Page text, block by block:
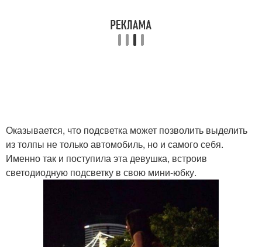
Оказывается, что подсветка может позволить выделить
из толпы не только автомобиль, но и самого себя.
Именно так и поступила эта девушка, встроив
светодиодную подсветку в свою мини-юбку.